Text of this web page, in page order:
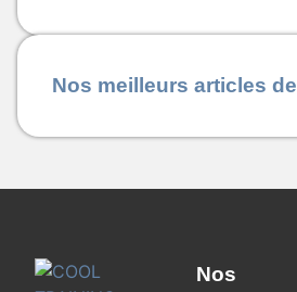
Nos meilleurs articles
Nos